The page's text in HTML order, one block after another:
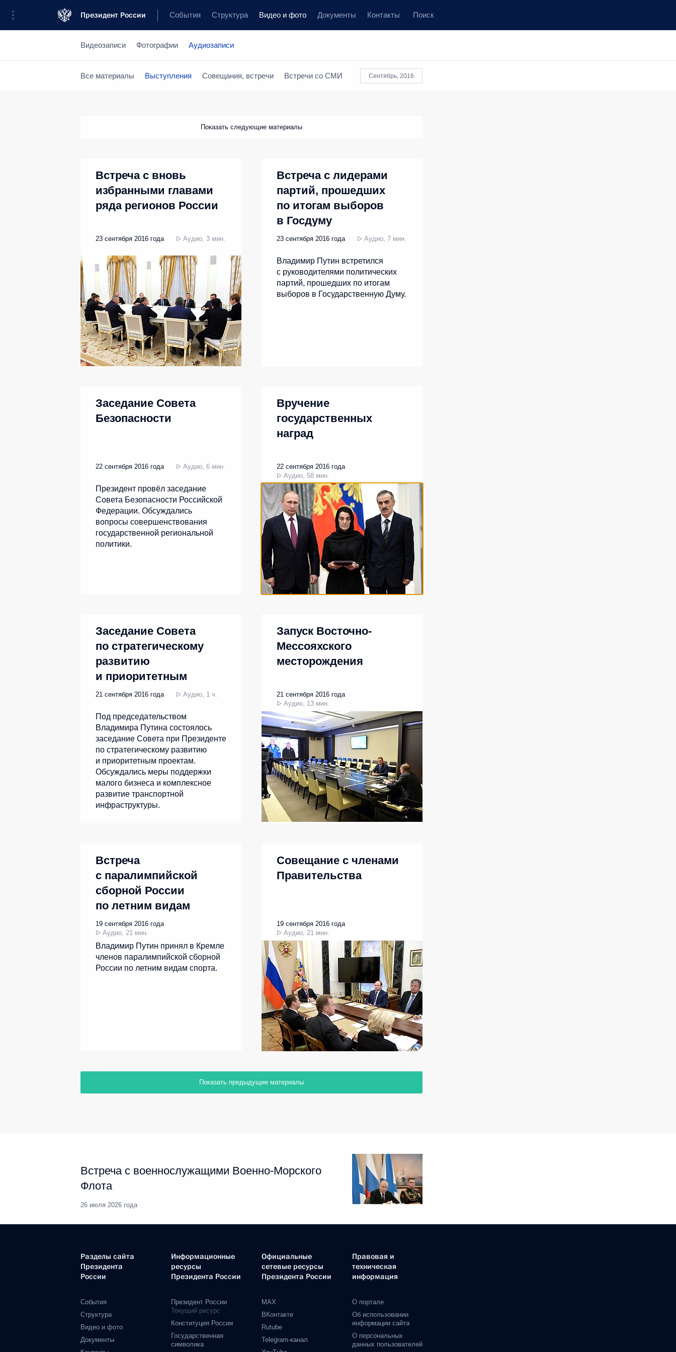
Президент России События Структура Видео и фото Документы Контакты Поиск
Видеозаписи Фотографии Аудиозаписи
сентябрь, 2016
Все материалы Выступления Совещания, встречи Встречи со СМИ
Показать следующие материалы
Встреча с вновь
избранными главами
ряда регионов России
23 сентября 2016 года Аудио, 3 мин.
Встреча с лидерами
партий, прошедших
по итогам выборов
в Госдуму
23 сентября 2016 года Аудио, 7 мин.
Владимир Путин встретился
с руководителями политических
партий, прошедших по итогам
выборов в Государственную Думу.
Заседание Совета
Безопасности
22 сентября 2016 года Аудио, 6 мин.
Президент провёл заседание
Совета Безопасности Российской
Федерации. Обсуждались
вопросы совершенствования
государственной региональной
политики.
Вручение
государственных
наград
22 сентября 2016 года
Аудио, 58 мин.
Заседание Совета
по стратегическому
развитию
и приоритетным
проектам
21 сентября 2016 года Аудио, 1 ч.
Под председательством
Владимира Путина состоялось
заседание Совета при Президенте
по стратегическому развитию
и приоритетным проектам.
Обсуждались меры поддержки
малого бизнеса и комплексное
развитие транспортной
инфраструктуры.
Запуск Восточно-
Мессояхского
месторождения
21 сентября 2016 года
Аудио, 13 мин.
Встреча
с паралимпийской
сборной России
по летним видам
спорта
19 сентября 2016 года
Аудио, 21 мин.
Владимир Путин принял в Кремле
членов паралимпийской сборной
России по летним видам спорта.
Совещание с членами
Правительства
19 сентября 2016 года
Аудио, 21 мин.
Показать предыдущие материалы
Встреча с военнослужащими Военно-Морского
Флота
26 июля 2026 года
Разделы сайта
Президента
России
События
Структура
Видео и фото
Документы
Информационные
ресурсы
Президента России
Президент России
Текущий ресурс
Конституция России
Государственная
символика
Официальные
сетевые ресурсы
Президента России
MAX
ВКонтакте
Rutube
Telegram-канал
Правовая и
техническая
информация
О портале
Об использовании
информации сайта
О персональных
данных пользователей